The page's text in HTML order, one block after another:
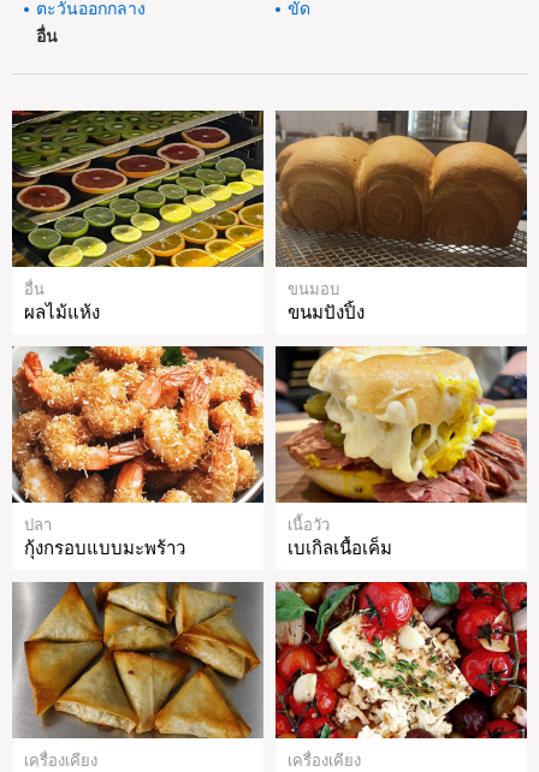
ตะวันออกกลาง
ขัด
อื่น
อื่น
ผลไม้แห้ง
ขนมอบ
ขนมปังปิ้ง
ปลา
กุ้งกรอบแบบมะพร้าว
เนื้อวัว
เบเกิลเนื้อเค็ม
เครื่องเคียง เครื่องเคียง